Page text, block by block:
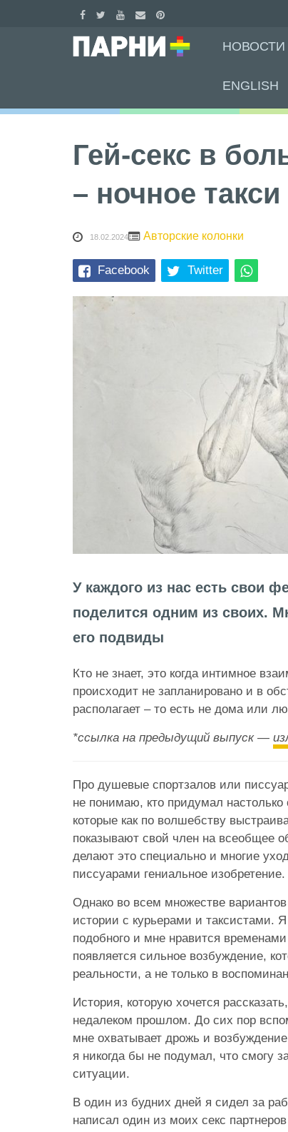
НОВОСТИ
ENGLISH
Гей-секс в
– ночное такси
18.02.2024 Авторские колонки
Facebook Twitter
У каждого из нас есть свои
поделится одним из своих.
его подвиды
Кто не знает, это когда интимное
происходит не запланировано и в
располагает – то есть не дома или
*ссылка на предыдущий выпуск —
Про душевые спортзалов или
не понимаю, кто придумал
которые как по волшебству
показывают свой член на всеобщее
делают это специально и многие
писсуарами гениальное изобретение.
Однако во всем множестве
истории с курьерами и таксистами.
подобного и мне нравится
появляется сильное возбуждение,
реальности, а не только в
История, которую хочется
недалеком прошлом. До сих пор
мне охватывает дрожь и
я никогда бы не подумал, что смогу
ситуации.
В один из будних дней я сидел за
написал один из моих секс